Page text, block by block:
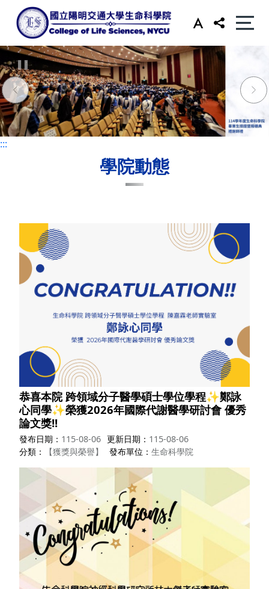
:::
:::
學院動態
恭喜本院 跨領域分子醫學碩士學位學程✨鄭詠
心同學✨榮獲2026年國際代謝醫學研討會 優秀
論文獎!!
發布日期 115-08-06 更新日期
115-08-06
分類
【獲獎與榮譽】 發布單位 生命科學院